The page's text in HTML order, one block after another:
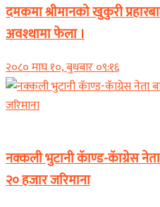
दमकमा श्रीमानको खुकुरी
अवश्थामा फेला ।
२०८० माघ १०, बुधबार ०९:१६
नक्कली भुटानी कॅाण्ड-कॅाग्रेस
२० हजार जरिमाना